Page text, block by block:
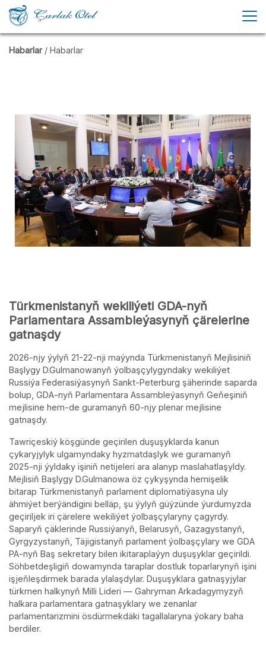
Habarlar / Habarlar
Türkmenistanyň wekiliýeti GDA-nyň
Parlamentara Assambleýasynyň çärelerine
gatnaşdy
2026-njy ýylyň 21-22-nji maýynda Türkmenistanyň Mejlisiniň
Başlygy D.Gulmanowanyň ýolbaşçylygyndaky wekiliýet
Russiýa Federasiýasynyň Sankt-Peterburg şäherinde saparda
bolup, GDA-nyň Parlamentara Assambleýasynyň Geňeşiniň
mejlisine hem-de guramanyň 60-njy plenar mejlisine
gatnaşdy.
Tawriçeskiý köşgünde geçirilen duşuşyklarda kanun
çykaryjylyk ulgamyndaky hyzmatdaşlyk we guramanyň
2025-nji ýyldaky işiniň netijeleri ara alanyp maslahatlaşyldy.
Mejlisiň Başlygy D.Gulmanowa öz çykyşynda hemişelik
bitarap Türkmenistanyň parlament diplomatiýasyna uly
ähmiýet berýändigini belläp, şu ýylyň güýzünde ýurdumyzda
geçiriljek iri çärelere wekiliýet ýolbaşçylaryny çagyrdy.
Saparyň çäklerinde Russiýanyň, Belarusyň, Gazagystanyň,
Gyrgyzystanyň, Täjigistanyň parlament ýolbaşçylary we GDA
PA-nyň Baş sekretary bilen ikitaraplaýyn duşuşyklar geçirildi.
Söhbetdeşligiň dowamynda taraplar dostluk toparlarynyň işini
işjeňleşdirmek barada ylalaşdylar. Duşuşyklara gatnaşyjylar
türkmen halkynyň Milli Lideri — Gahryman Arkadagymyzyň
halkara parlamentara gatnaşyklary we zenanlar
parlamentarizmini ösdürmekdäki tagallalaryna ýokary baha
berdiler.